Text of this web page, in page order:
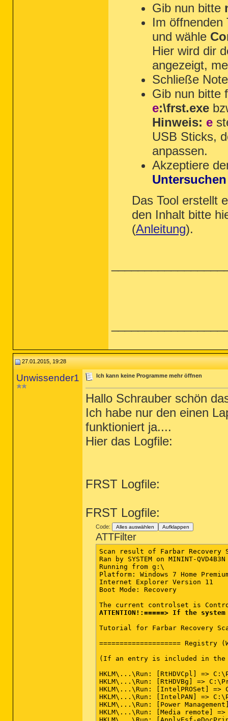
Gib nun bitte
Im
und wähle
Hier wird dir
angezeigt,
Schließe
Gib nun bitte
e:\frst.exe
Hinweis: e
USB Sticks,
anpassen.
Akzeptiere
Untersuchen
Das Tool erstellt
den Inhalt bitte
(Anleitung).
27.01.2015, 19:28
Unwissender1 Ich kann keine Programme mehr öffnen
Hallo Schrauber schön
Ich habe nur den einen
funktioniert ja....
Hier das Logfile:
FRST Logfile:
FRST Logfile:
Code: Alles auswählen Aufklappen
ATTFilter
Scan result of Farbar Recovery
Ran by SYSTEM on MININT-
Running from g:\
Platform: Windows 7 Home
Internet Explorer Version 11
Boot Mode: Recovery
ATTENTION!:=====> If the